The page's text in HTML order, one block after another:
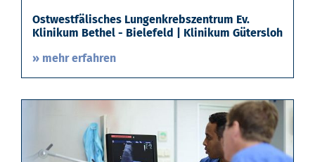
Ostwestfälisches Lungenkrebszentrum Ev.
Klinikum Bethel - Bielefeld | Klinikum Gütersloh
» mehr erfahren